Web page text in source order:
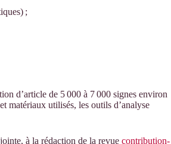
;
d’article de 5 000 à 7 000 signes environ
matériaux utilisés, les outils d’analyse
à la rédaction de la revue contribution-